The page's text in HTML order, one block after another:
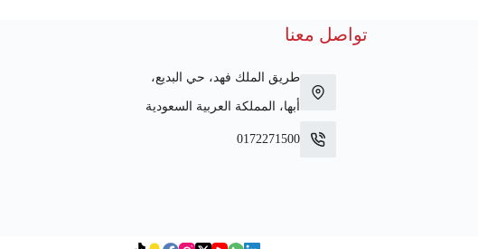
تواصل معنا
طريق الملك فهد، حي البديع،
أبها، المملكة العربية السعودية
0172271500